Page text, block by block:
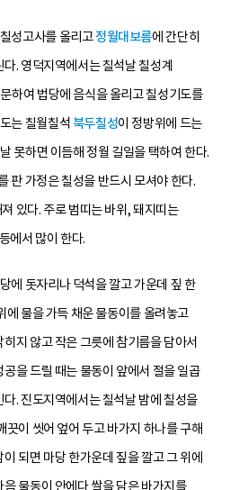
성고사를 올리고정월대보름에 간단히
. 영덕지역에서는 칠석날 칠성계
하여 법당에 음식을 올리고 칠성기도를
는 칠월칠석 북두칠성이 정방위에 드는
못하면 이듬해 정월 길일을 택하여 한다.
판 가정은 칠성을 반드시 모셔야 한다.
있다. 주로 범띠는 바위, 돼지띠는
에서 많이 한다.
에 돗자리나 덕석을 깔고 가운데 짚 한
에 물을 가득 채운 물동이를 올려놓고
지 않고 작은 그릇에 참기름을 담아서
을 드릴 때는 물동이 앞에서 절을 일곱
. 진도지역에서는 칠석날 밤에 칠성을
끗이 씻어 엎어 두고 바가지 하나를 구해
되면 마당 한가운데 짚을 깔고 그 위에
물동이 안에다 쌀을 담은 바가지를